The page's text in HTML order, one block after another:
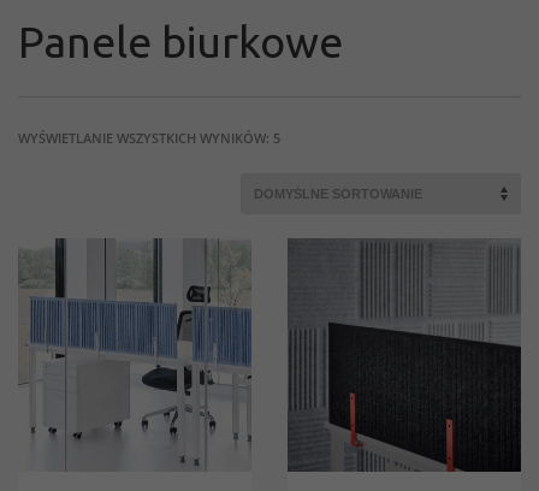
Panele biurkowe
WYŚWIETLANIE WSZYSTKICH WYNIKÓW: 5